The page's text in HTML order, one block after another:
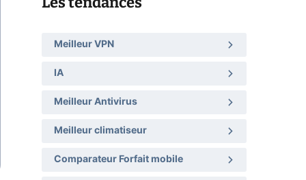
Meilleur VPN
IA
Meilleur Antivirus
Meilleur climatiseur
Comparateur Forfait mobile